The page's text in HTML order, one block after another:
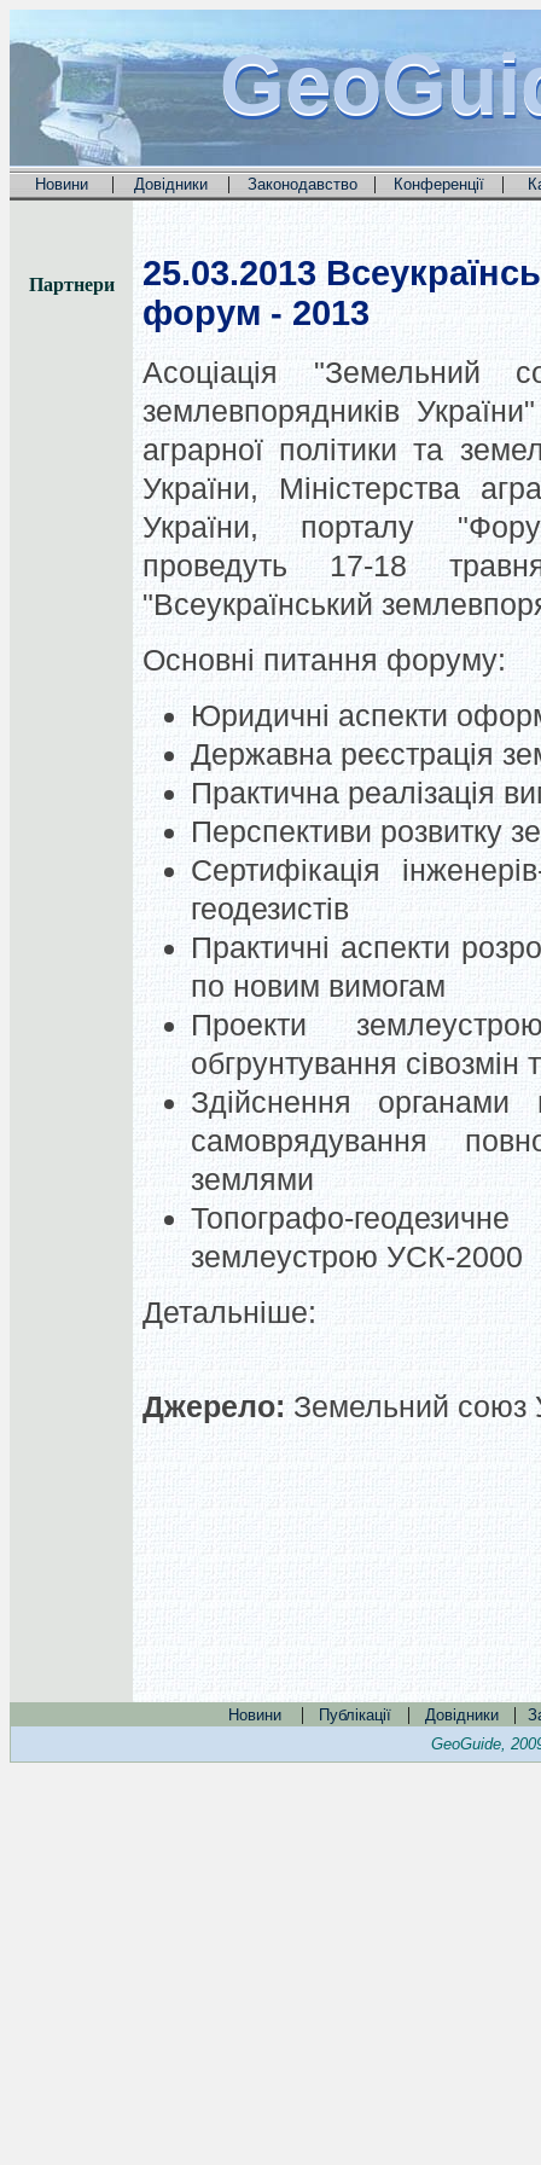
Новини | Довідники | Законодавство | Конференції |
Партнери 25.03.2013
форум - 2013
Асоціація
землевпорядників
аграрної політики та
України, Міністерства
України, порталу
проведуть 17-18
"Всеукраїнський
Основні питання форуму:
Юридичні аспекти
Державна реєстрація
Практична реалізація
Перспективи розвитку
Сертифікація
геодезистів
Практичні аспекти
по новим вимогам
Проекти
обгрунтування сівозмін
Здійснення органами
самоврядування
землями
Топографо-
землеустрою УСК-2000
Детальніше:
Джерело: Земельний союз
Новини | Публікації | Довідники |
GeoGuide,